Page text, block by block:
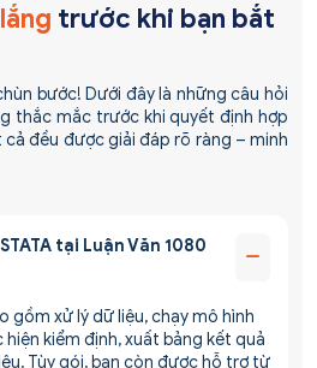
trước khi bạn bắt
bước! Dưới đây là những câu hỏi
thắc mắc trước khi quyết định hợp
cả đều được giải đáp rõ ràng – minh
tại Luận Văn 1080
gồm xử lý dữ liệu, chạy mô hình
hiện kiểm định, xuất bảng kết quả
Tùy gói, bạn còn được hỗ trợ từ